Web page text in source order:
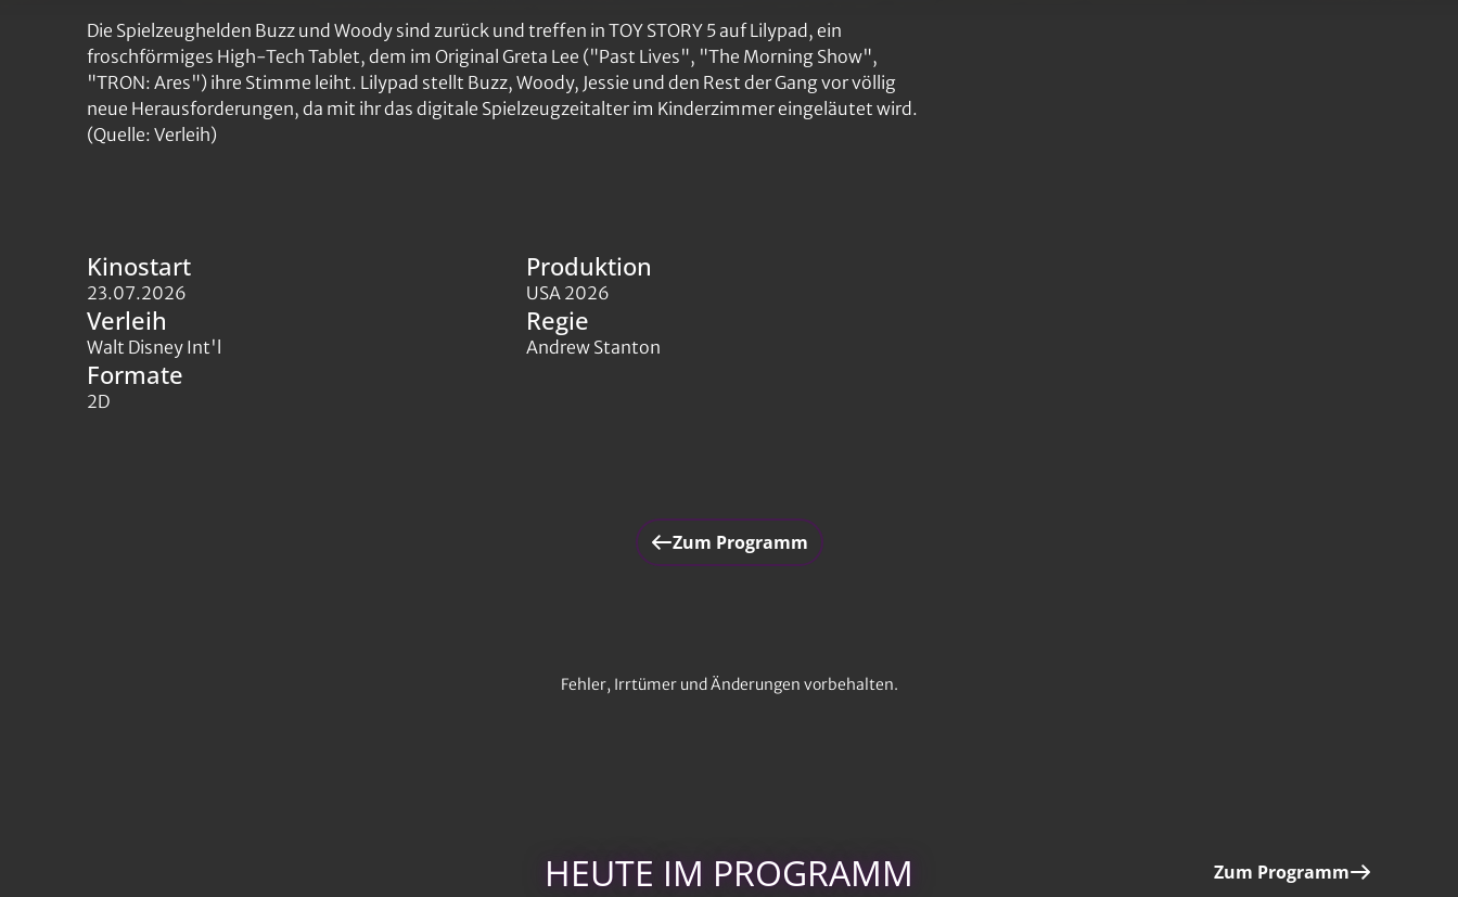
Die Spielzeughelden Buzz und Woody sind zurück und treffen in TOY STORY 5 auf Lilypad, ein
froschförmiges High-Tech Tablet, dem im Original Greta Lee ("Past Lives", "The Morning Show",
"TRON: Ares") ihre Stimme leiht. Lilypad stellt Buzz, Woody, Jessie und den Rest der Gang vor völlig
neue Herausforderungen, da mit ihr das digitale Spielzeugzeitalter im Kinderzimmer eingeläutet wird.
(Quelle: Verleih)
Kinostart
23.07.2026
Produktion
USA 2026
Verleih
Walt Disney Int'l
Regie
Andrew Stanton
Formate
2D
Zum Programm
Fehler, Irrtümer und Änderungen vorbehalten.
HEUTE IM PROGRAMM Zum Programm